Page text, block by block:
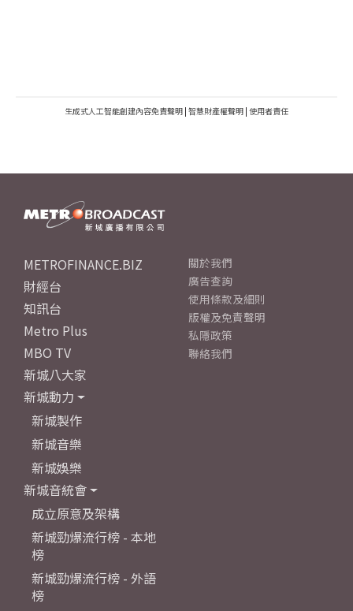
生成式人工智能創建內容免責聲明 | 智慧財產權聲明 | 使用者責任
METROFINANCE.BIZ
財經台
知訊台
Metro Plus
MBO TV
新城八大家
新城動力
新城製作
新城音樂
新城娛樂
新城音統會
成立原意及架構
新城勁爆流行榜 - 本地
榜
新城勁爆流行榜 - 外語
榜
關於我們
廣告查詢
使用條款及細則
版權及免責聲明
私隱政策
聯絡我們